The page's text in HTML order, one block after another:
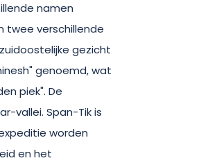
namen
twee verschillende
gezicht
genoemd, wat
piek". De
vallei. Span-Tik is
worden
en het